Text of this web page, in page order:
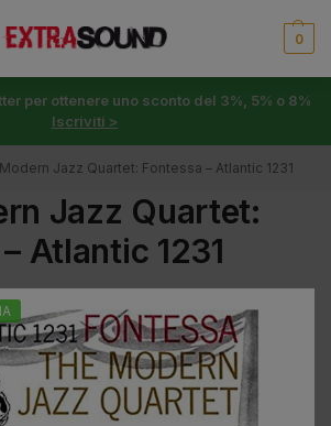
0
per ottenere uno sconto del 3%, 5% o 8%
Iscriviti >
Jazz Quartet: Fontessa – Atlantic 1231
Jazz Quartet:
Atlantic 1231